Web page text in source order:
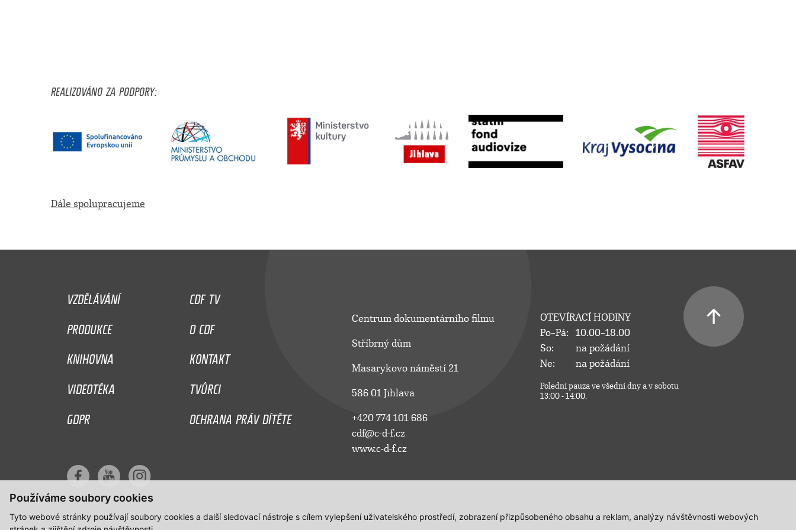
Používáme soubory cookies
Tyto webové stránky používají soubory cookies a další sledovací nástroje s cílem vylepšení uživatelského prostředí, zobrazení přizpůsobeného obsahu a reklam, analýzy návštěvnosti webových
REALIZOVÁNO ZA PODPORY:
Dále spolupracujeme
VZDĚLÁVÁNÍ
CDF TV
PRODUKCE
O CDF
KNIHOVNA
KONTAKT
VIDEOTÉKA
TVŮRCI
GDPR
OCHRANA PRÁV DÍTĚTE
Centrum dokumentárního filmu
Stříbrný dům
Masarykovo náměstí 21
586 01 Jihlava
+420 774 101 686
cdf@c-d-f.cz
www.c-d-f.cz
OTEVÍRACÍ HODINY
Po–Pá:
10.00–18.00
So:
na požádání
Ne:
na požádání
Polední pauza ve všední dny a v sobotu
13:00 - 14:00.